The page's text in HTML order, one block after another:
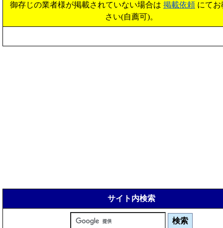
御存じの業者様が掲載されていない場合は 掲載依頼 にて
さい(自薦可)。
サイト内検索